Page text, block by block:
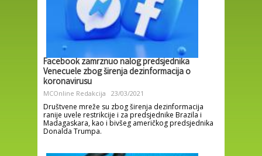
Facebook zamrznuo nalog predsjednika
Venecuele zbog širenja dezinformacija o
koronavirusu
MCOnline Redakcija 23/03/2021
Društvene mreže su zbog širenja dezinformacija
ranije uvele restrikcije i za predsjednike Brazila i
Madagaskara, kao i bivšeg američkog predsjednika
Donalda Trumpa.